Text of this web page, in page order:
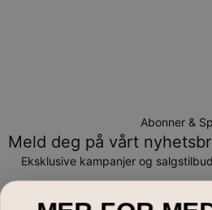
Abonner &
Meld deg på vårt
Eksklusive kampanjer og
E-post*